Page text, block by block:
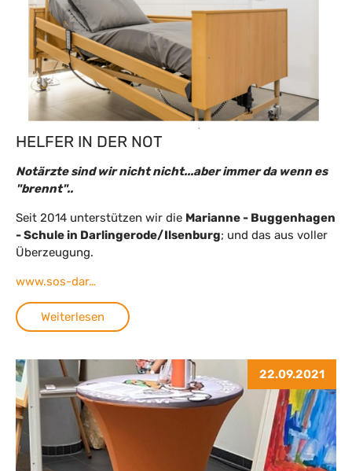
HELFER IN DER NOT
Notärzte sind wir nicht nicht...aber immer da wenn es
"brennt"..
Seit 2014 unterstützen wir die Marianne - Buggenhagen
- Schule in Darlingerode/Ilsenburg; und das aus voller
Überzeugung.
www.sos-dar…
Weiterlesen
22.09.2021